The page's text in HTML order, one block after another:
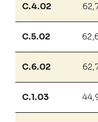
C.4.02
C.5.02
C.6.02
C.1.03